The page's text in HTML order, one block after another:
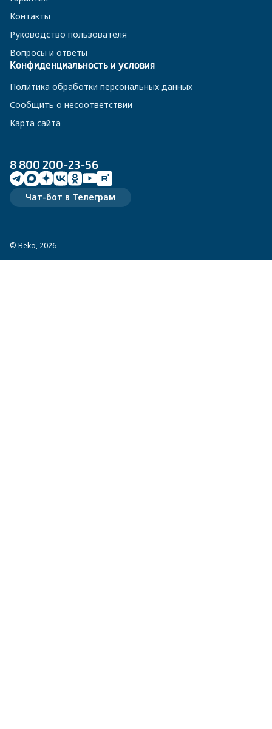
© Beko, 2026
Контакты
Руководство пользователя
Вопросы и ответы
Конфиденциальность и условия
Политика обработки персональных данных
Сообщить о несоответствии
Карта сайта
8 800 200-23-56
Чат-бот в Телеграм